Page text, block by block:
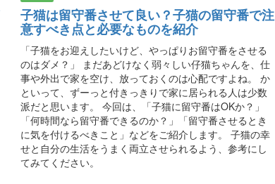
子猫は留守番させて良い？子猫の留守番で注
意すべき点と必要なものを紹介
「子猫をお迎えしたいけど、やっぱりお留守番をさせる
のはダメ？」 まだあどけなく弱々しい仔猫ちゃんを、仕
事や外出で家を空け、放っておくのは心配ですよね。 か
といって、ずーっと付きっきりで家に居られる人は少数
派だと思います。 今回は、「子猫に留守番はOKか？」
「何時間なら留守番できるのか？」「留守番させるとき
に気を付けるべきこと」などをご紹介します。 子猫の幸
せと自分の生活をうまく両立させられるよう、参考にし
てみてください。